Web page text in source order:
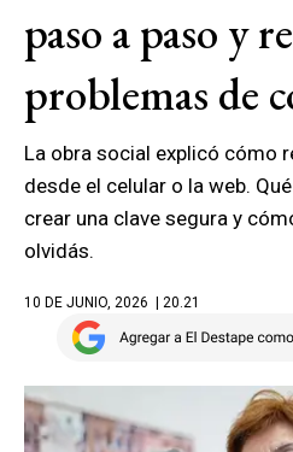
paso a paso y
problemas de
La obra social explicó cómo
desde el celular o la web.
crear una clave segura y
olvidás.
10 DE JUNIO, 2026 | 20.21